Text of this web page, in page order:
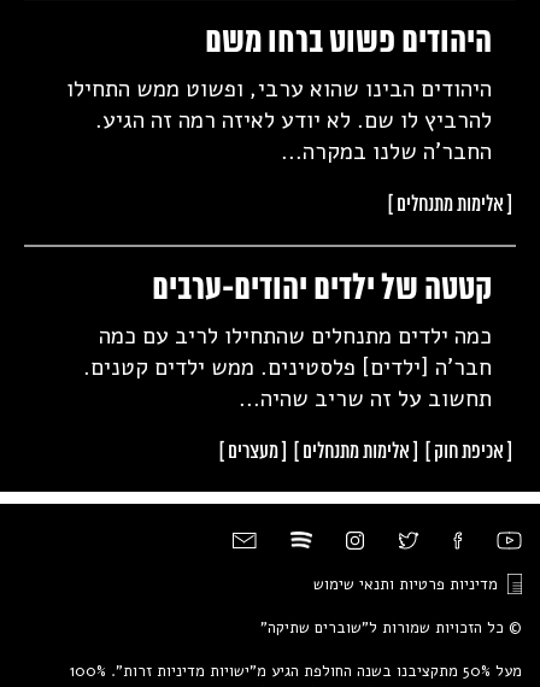
היהודים פשוט ברחו משם
היהודים הבינו שהוא ערבי, ופשוט ממש התחילו
להרביץ לו שם. לא יודע לאיזה רמה זה הגיע.
החבר'ה שלנו במקרה...
[ אלימותמתנחלים ]
קטטה של ילדים יהודים-ערבים
כמה ילדים מתנחלים שהתחילו לריב עם כמה
חבר'ה [ילדים] פלסטינים. ממש ילדים קטנים.
תחשוב על זה שריב שהיה...
[ אכיפתחוק ] [ אלימותמתנחלים ] מעצרים ]
מדיניות פרטיות ותנאי שימוש
© כל הזכויות שמורות ל"שוברים שתיקה"
מעל 50% מתקציבנו בשנה החולפת הגיע מ"ישויות מדיניות זרות". 100%